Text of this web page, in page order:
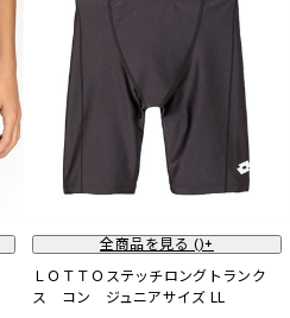
全商品を見る ()+
ＬＯＴＴＯステッチロングトランク
ス コン ジュニアサイズ LL